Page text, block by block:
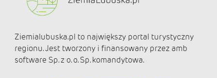
Ziemialubuska.pl to największy portal turystyczny
regionu. Jest tworzony i finansowany przez amb
software Sp. z o. o. Sp. komandytowa.